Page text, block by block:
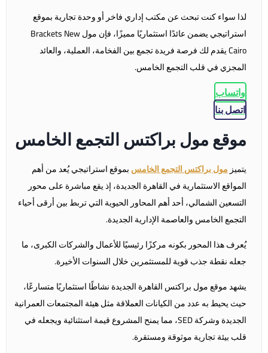
لذا سواء كنت تبحث عن مكتب إداري فاخر أو وحدة تجارية بموقع
استراتيجي يضمن عائدًا استثماريًا مميزًا، فإن مول Brackets New
Cairo يقدم لك فرصة فريدة تجمع بين الفخامة، العملية، والعائد
المجزي في قلب التجمع الخامس.
واتساب
اتصل بنا
موقع مول براكتس التجمع الخامس
يتميزمول براكتس التجمع الخامسبموقع استراتيجي يُعد من أهم
المواقع الاستثمارية في القاهرة الجديدة، إذ يقع مباشرة على محور
التسعين الشمالي، أحد أهم المحاور الحيوية التي تربط بين أرقى أحياء
التجمع الخامس والعاصمة الإدارية الجديدة.
يُعرف هذا المحور بكونه مركزًا رئيسيًا للأعمال والشركات الكبرى، ما
جعله نقطة جذب قوية للمستثمرين خلال السنوات الأخيرة.
يشهد موقع مول براكتس القاهرة الجديدة نشاطًا استثماريًا متسارعًا،
حيث يحيط به عدد من الكيانات العملاقة مثل هيئة المجتمعات العمرانية
الجديدة وشركة SED، مما يمنح المشروع قيمة استثنائية ويجعله في
قلب بيئة تجارية موثوقة ومستقرة.